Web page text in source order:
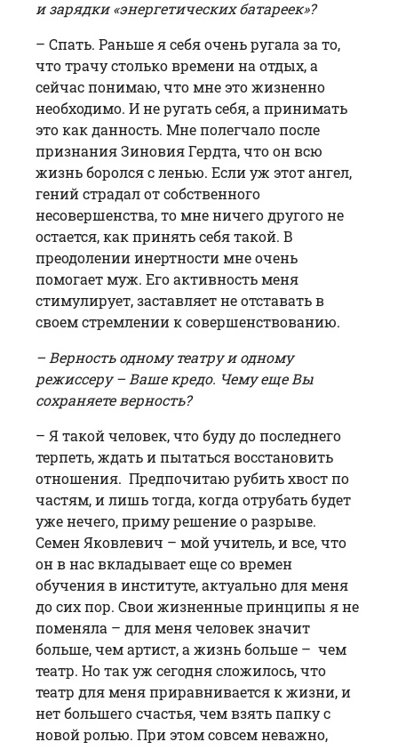
и зарядки «энергетических батареек»?
– Спать. Раньше я себя очень ругала за то,
что трачу столько времени на отдых, а
сейчас понимаю, что мне это жизненно
необходимо. И не ругать себя, а принимать
это как данность. Мне полегчало после
признания Зиновия Гердта, что он всю
жизнь боролся с ленью. Если уж этот ангел,
гений страдал от собственного
несовершенства, то мне ничего другого не
остается, как принять себя такой. В
преодолении инертности мне очень
помогает муж. Его активность меня
стимулирует, заставляет не отставать в
своем стремлении к совершенствованию.
– Верность одному театру и одному
режиссеру – Ваше кредо. Чему еще Вы
сохраняете верность?
– Я такой человек, что буду до последнего
терпеть, ждать и пытаться восстановить
отношения. Предпочитаю рубить хвост по
частям, и лишь тогда, когда отрубать будет
уже нечего, приму решение о разрыве.
Семен Яковлевич – мой учитель, и все, что
он в нас вкладывает еще со времен
обучения в институте, актуально для меня
до сих пор. Свои жизненные принципы я не
поменяла – для меня человек значит
больше, чем артист, а жизнь больше – чем
театр. Но так уж сегодня сложилось, что
театр для меня приравнивается к жизни, и
нет большего счастья, чем взять папку с
новой ролью. При этом совсем неважно,